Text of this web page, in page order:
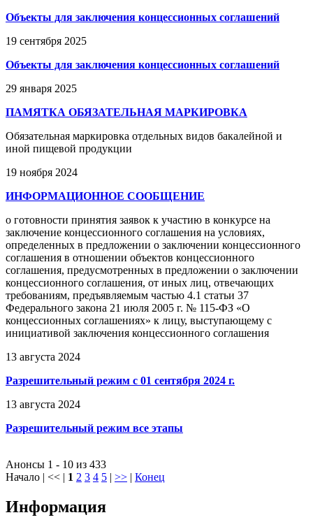
Объекты для заключения концессионных соглашений
19 сентября 2025
Объекты для заключения концессионных соглашений
29 января 2025
ПАМЯТКА ОБЯЗАТЕЛЬНАЯ МАРКИРОВКА
Обязательная маркировка отдельных видов бакалейной и
иной пищевой продукции
19 ноября 2024
ИНФОРМАЦИОННОЕ СООБЩЕНИЕ
о готовности принятия заявок к участию в конкурсе на
заключение концессионного соглашения на условиях,
определенных в предложении о заключении концессионного
соглашения в отношении объектов концессионного
соглашения, предусмотренных в предложении о заключении
концессионного соглашения, от иных лиц, отвечающих
требованиям, предъявляемым частью 4.1 статьи 37
Федерального закона 21 июля 2005 г. № 115-ФЗ «О
концессионных соглашениях» к лицу, выступающему с
инициативой заключения концессионного соглашения
13 августа 2024
Разрешительный режим с 01 сентября 2024 г.
13 августа 2024
Разрешительный режим все этапы
Анонсы 1 - 10 из 433
Начало | << | 1 2 3 4 5 | >> | Конец
Информация